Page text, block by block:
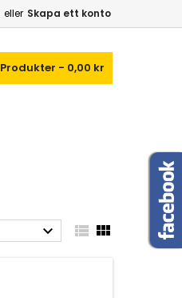
eller Skapa ett konto
Produkter - 0,00 kr
  